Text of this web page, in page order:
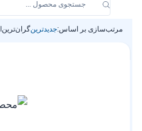
مرتب‌سازی بر اساس:جدیدترینگران‌ترین